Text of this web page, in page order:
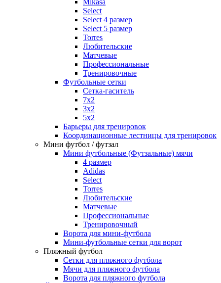
Mikasa
Select
Select 4 размер
Select 5 размер
Torres
Любительские
Матчевые
Профессиональные
Тренировочные
Футбольные сетки
Сетка-гаситель
7x2
3х2
5х2
Барьеры для тренировок
Координационные лестницы для тренировок
Мини футбол / футзал
Мини футбольные (Футзальные) мячи
4 размер
Adidas
Select
Torres
Любительские
Матчевые
Профессиональные
Тренировочный
Ворота для мини-футбола
Мини-футбольные сетки для ворот
Пляжный футбол
Сетки для пляжного футбола
Мячи для пляжного футбола
Ворота для пляжного футбола